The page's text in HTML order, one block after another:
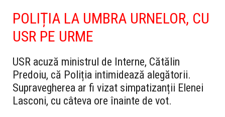
POLIȚIA LA UMBRA URNELOR, CU
USR PE URME
USR acuză ministrul de Interne, Cătălin
Predoiu, că Poliția intimidează alegătorii.
Supravegherea ar fi vizat simpatizanții Elenei
Lasconi, cu câteva ore înainte de vot.